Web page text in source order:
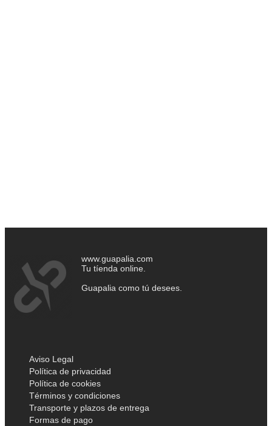
www.guapalia.com
Tu tíenda online.
Guapalia como tú desees.
Aviso Legal
Política de privacidad
Política de cookies
Términos y condiciones
Transporte y plazos de entrega
Formas de pago